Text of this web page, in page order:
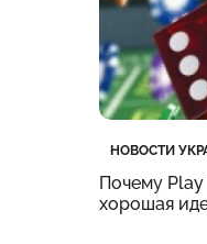
Категория
НОВОСТИ
Дата
Почему Play
хорошая